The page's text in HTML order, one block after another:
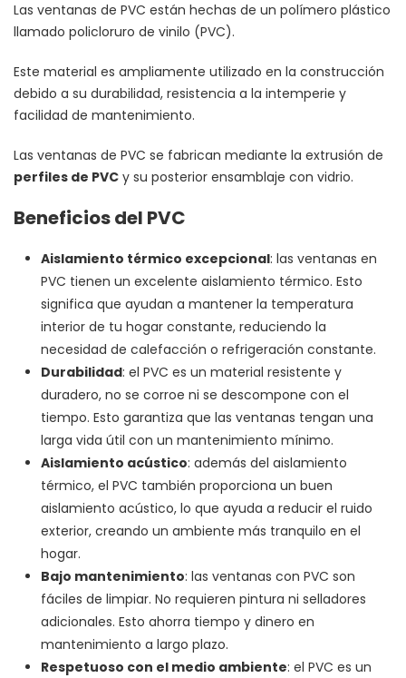
Las ventanas de PVC están hechas de un polímero plástico
llamado policloruro de vinilo (PVC).
Este material es ampliamente utilizado en la construcción
debido a su durabilidad, resistencia a la intemperie y
facilidad de mantenimiento.
Las ventanas de PVC se fabrican mediante la extrusión de
perfiles de PVC y su posterior ensamblaje con vidrio.
Beneficios del PVC
Aislamiento térmico excepcional: las ventanas en
PVC tienen un excelente aislamiento térmico. Esto
significa que ayudan a mantener la temperatura
interior de tu hogar constante, reduciendo la
necesidad de calefacción o refrigeración constante.
Durabilidad: el PVC es un material resistente y
duradero, no se corroe ni se descompone con el
tiempo. Esto garantiza que las ventanas tengan una
larga vida útil con un mantenimiento mínimo.
Aislamiento acústico: además del aislamiento
térmico, el PVC también proporciona un buen
aislamiento acústico, lo que ayuda a reducir el ruido
exterior, creando un ambiente más tranquilo en el
hogar.
Bajo mantenimiento: las ventanas con PVC son
fáciles de limpiar. No requieren pintura ni selladores
adicionales. Esto ahorra tiempo y dinero en
mantenimiento a largo plazo.
Respetuoso con el medio ambiente: el PVC es un